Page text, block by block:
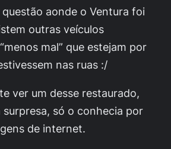
aonde o Ventura foi
outras veículos
mal” que estejam por
nas ruas :/
ver um desse restaurado,
só o conhecia por
de internet.